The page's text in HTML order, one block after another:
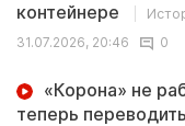
контейнере
31.07.2026, 20:46
0
«Корона» не
теперь